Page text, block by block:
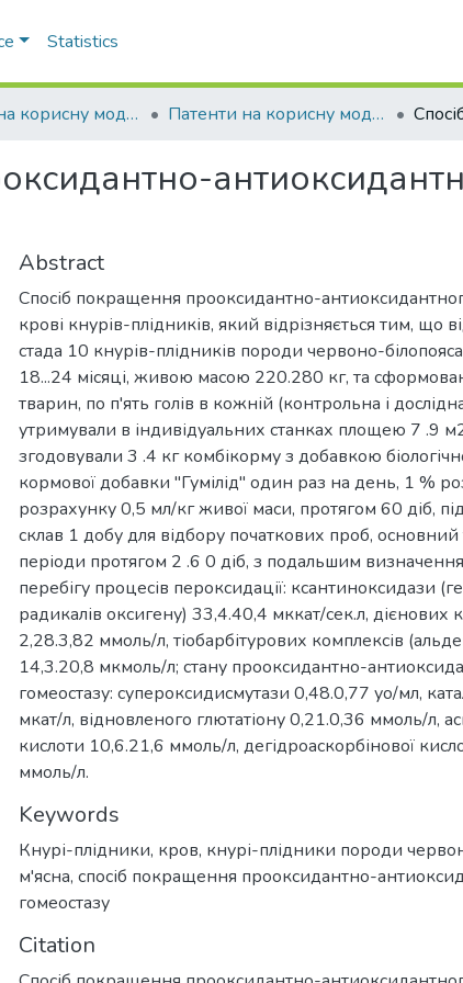
Statistics
Патенти на корисну модель Патенти на корисну модель_2022
Abstract
Спосіб покращення прооксидантно-
крові кнурів-плідників, який відрізняється тим, що
стада 10 кнурів-плідників породи червоно-
18...24 місяці, живою масою 220.280 кг, та
тварин, по п'ять голів в кожній (контрольна і
утримували в індивідуальних станках площею 7 .9
згодовували 3 .4 кг комбікорму з добавкою
кормової добавки "Гумілід" один раз на день, 1 %
розрахунку 0,5 мл/кг живої маси, протягом 60 діб,
склав 1 добу для відбору початкових проб,
періоди протягом 2 .6 0 діб, з подальшим
перебігу процесів пероксидації: ксантиноксидази
радикалів оксигену) 33,4.40,4 мккат/сек.л, дієнових
2,28.3,82 ммоль/л, тіобарбітурових комплексів
14,3.20,8 мкмоль/л; стану прооксидантно-
гомеостазу: супероксидисмутази 0,48.0,77 уо/мл,
мкат/л, відновленого глютатіону 0,21.0,36 ммоль/л,
кислоти 10,6.21,6 ммоль/л, дегідроаскорбінової
ммоль/л.
Keywords
Кнурі-плідники, кров, кнурі-плідники породи
м'ясна, спосіб покращення прооксидантно-
гомеостазу
Citation